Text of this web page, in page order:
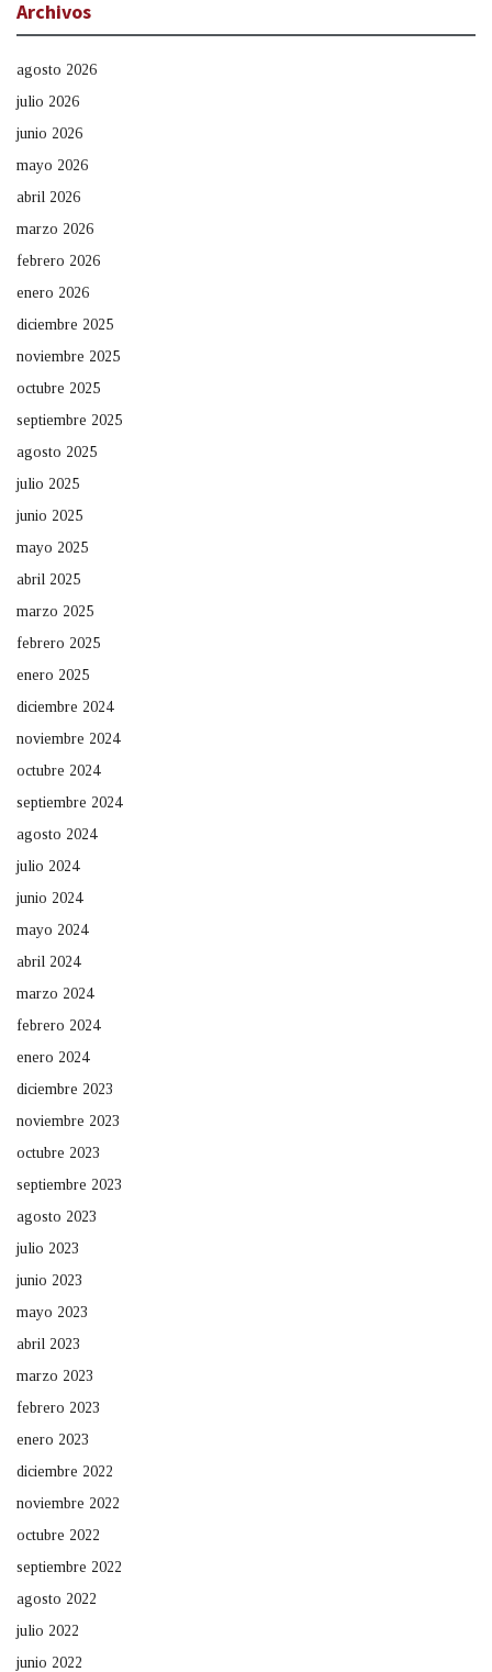
Archivos
agosto 2026
julio 2026
junio 2026
mayo 2026
abril 2026
marzo 2026
febrero 2026
enero 2026
diciembre 2025
noviembre 2025
octubre 2025
septiembre 2025
agosto 2025
julio 2025
junio 2025
mayo 2025
abril 2025
marzo 2025
febrero 2025
enero 2025
diciembre 2024
noviembre 2024
octubre 2024
septiembre 2024
agosto 2024
julio 2024
junio 2024
mayo 2024
abril 2024
marzo 2024
febrero 2024
enero 2024
diciembre 2023
noviembre 2023
octubre 2023
septiembre 2023
agosto 2023
julio 2023
junio 2023
mayo 2023
abril 2023
marzo 2023
febrero 2023
enero 2023
diciembre 2022
noviembre 2022
octubre 2022
septiembre 2022
agosto 2022
julio 2022
junio 2022